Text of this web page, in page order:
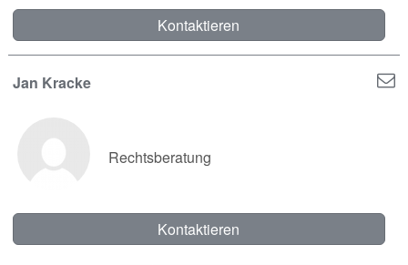
Kontaktieren
Jan Kracke
Rechtsberatung
Kontaktieren